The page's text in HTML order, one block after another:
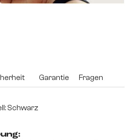
Garantie Fragen
Schwarz